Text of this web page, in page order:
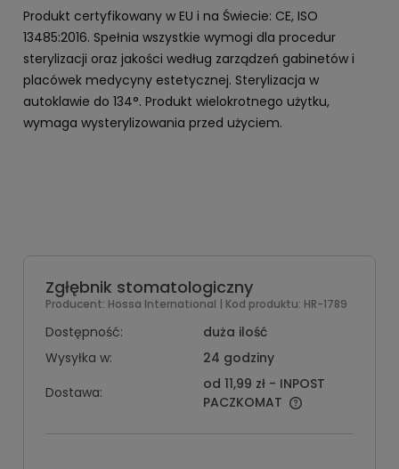
Produkt certyfikowany w EU i na Świecie: CE, ISO
13485:2016. Spełnia wszystkie wymogi dla procedur
sterylizacji oraz jakości według zarządzeń gabinetów i
placówek medycyny estetycznej. Sterylizacja w
autoklawie do 134°. Produkt wielokrotnego użytku,
wymaga wysterylizowania przed użyciem.
Zgłębnik stomatologiczny
Producent: Hossa International | Kod produktu: HR-1789
Dostępność:
duża ilość
Wysyłka w:
24 godziny
Dostawa:
od 11,99 zł - INPOST
PACZKOMAT